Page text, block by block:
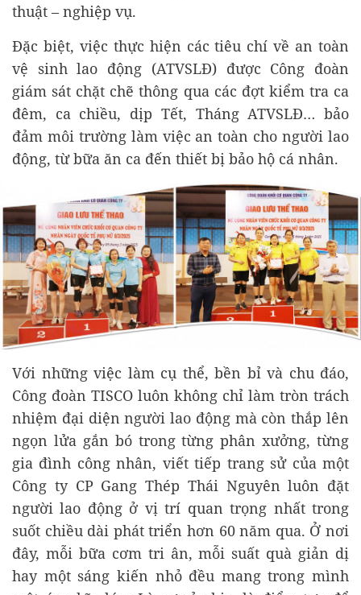
thuật – nghiệp vụ.
Đặc biệt, việc thực hiện các tiêu chí về an toàn
vệ sinh lao động (ATVSLĐ) được Công đoàn
giám sát chặt chẽ thông qua các đợt kiểm tra ca
đêm, ca chiều, dịp Tết, Tháng ATVSLĐ… bảo
đảm môi trường làm việc an toàn cho người lao
động, từ bữa ăn ca đến thiết bị bảo hộ cá nhân.
Với những việc làm cụ thể, bền bỉ và chu đáo,
Công đoàn TISCO luôn không chỉ làm tròn trách
nhiệm đại diện người lao động mà còn thắp lên
ngọn lửa gắn bó trong từng phân xưởng, từng
gia đình công nhân, viết tiếp trang sử của một
Công ty CP Gang Thép Thái Nguyên luôn đặt
người lao động ở vị trí quan trọng nhất trong
suốt chiều dài phát triển hơn 60 năm qua. Ở nơi
đây, mỗi bữa cơm tri ân, mỗi suất quà giản dị
hay một sáng kiến nhỏ đều mang trong mình